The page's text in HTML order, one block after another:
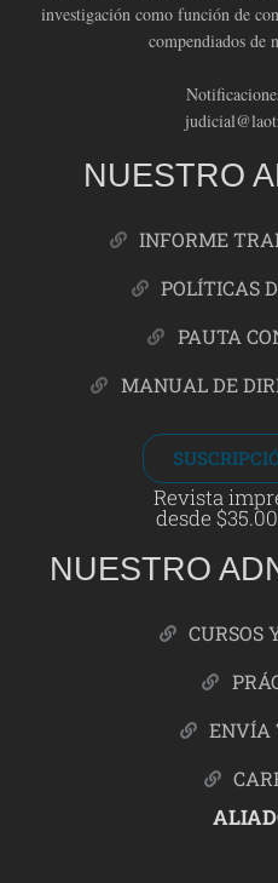
investigación como función de
compendiados de
NUESTRO
INFORME
POLÍTICAS
PAUTA
MANUAL DE
Revista
desde
NUESTRO
CURSOS
ENVÍA